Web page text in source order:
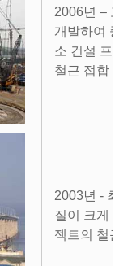
2006년 – 고
개발하여 중
소 건설 프로
철근 접합 입
2003년 - 최
질이 크게 향
젝트의 철근